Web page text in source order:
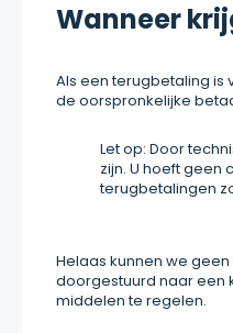
Wanneer
Als een terugbetaling is
de oorspronkelijke
Let op: Door
zijn. U hoeft
terugbetalingen
Helaas kunnen we
doorgestuurd naar een
middelen te regelen.